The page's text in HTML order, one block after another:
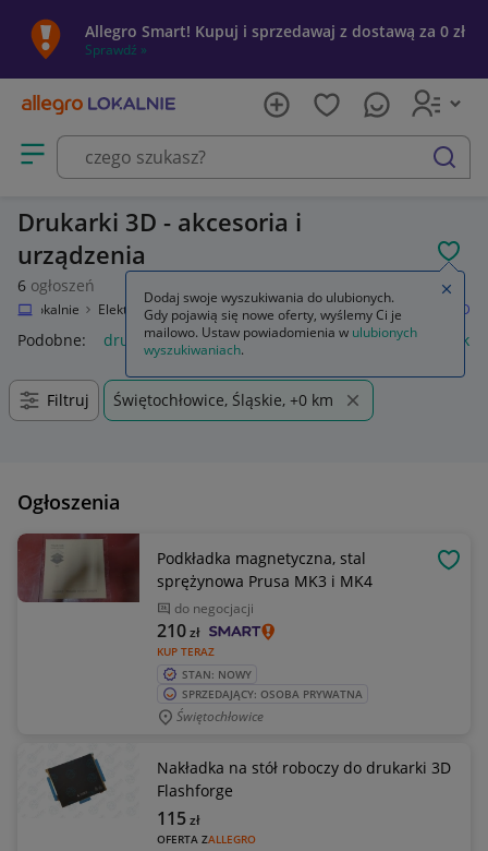
Allegro Smart! Kupuj i sprzedawaj z dostawą za 0 zł
Sprawdź »
Otwórz menu z kategoriami
szukaj
Drukarki 3D - akcesoria i
urządzenia
6 ogłoszeń
Lokalnie Elektronika Komputery Drukarki i skanery Drukarki 3D
Podobne: drukarki 3d smok z drukarki 3d klej do drukarki
Filtruj Świętochłowice, Śląskie, +0 km
Ogłoszenia
Podkładka magnetyczna, stal
sprężynowa Prusa MK3 i MK4
do negocjacji
KUP TERAZ
210zł
STAN: NOWY
SPRZEDAJĄCY: OSOBA PRYWATNA
Świętochłowice
Nakładka na stół roboczy do drukarki 3D
Flashforge
OFERTA ZALLEGRO
115zł
Dodaj swoje wyszukiwania do ulubionych.
Gdy pojawią się nowe oferty, wyślemy Ci je
mailowo. Ustaw powiadomienia w ulubionych
wyszukiwaniach.